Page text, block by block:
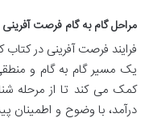
مراحل گام به گام فرصت آفرینی
فرایند فرصت آفرینی در
یک مسیر گام به گام و
کمک می کند تا از مرحله
درآمد، با وضوح و اطمینان